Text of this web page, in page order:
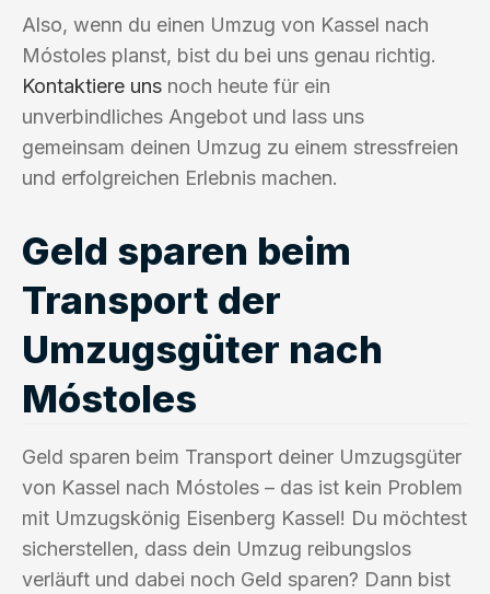
Also, wenn du einen Umzug von Kassel nach
Móstoles planst, bist du bei uns genau richtig.
Kontaktiere uns noch heute für ein
unverbindliches Angebot und lass uns
gemeinsam deinen Umzug zu einem stressfreien
und erfolgreichen Erlebnis machen.
Geld sparen beim
Transport der
Umzugsgüter nach
Móstoles
Geld sparen beim Transport deiner Umzugsgüter
von Kassel nach Móstoles – das ist kein Problem
mit Umzugskönig Eisenberg Kassel! Du möchtest
sicherstellen, dass dein Umzug reibungslos
verläuft und dabei noch Geld sparen? Dann bist